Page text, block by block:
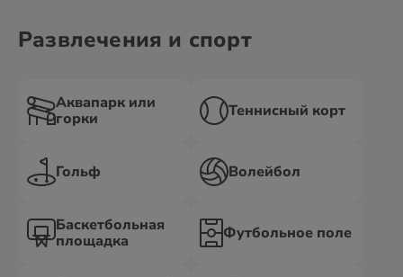
Развлечения и спорт
Аквапарк или
горки
Теннисный корт
Гольф Волейбол
Баскетбольная
площадка
Футбольное поле